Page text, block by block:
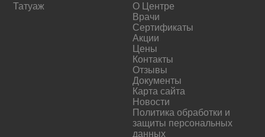
Татуаж
О Центре
Врачи
Сертификаты
Акции
Цены
Контакты
Отзывы
Документы
Карта сайта
Новости
Политика обработки и
защиты персональных
данных